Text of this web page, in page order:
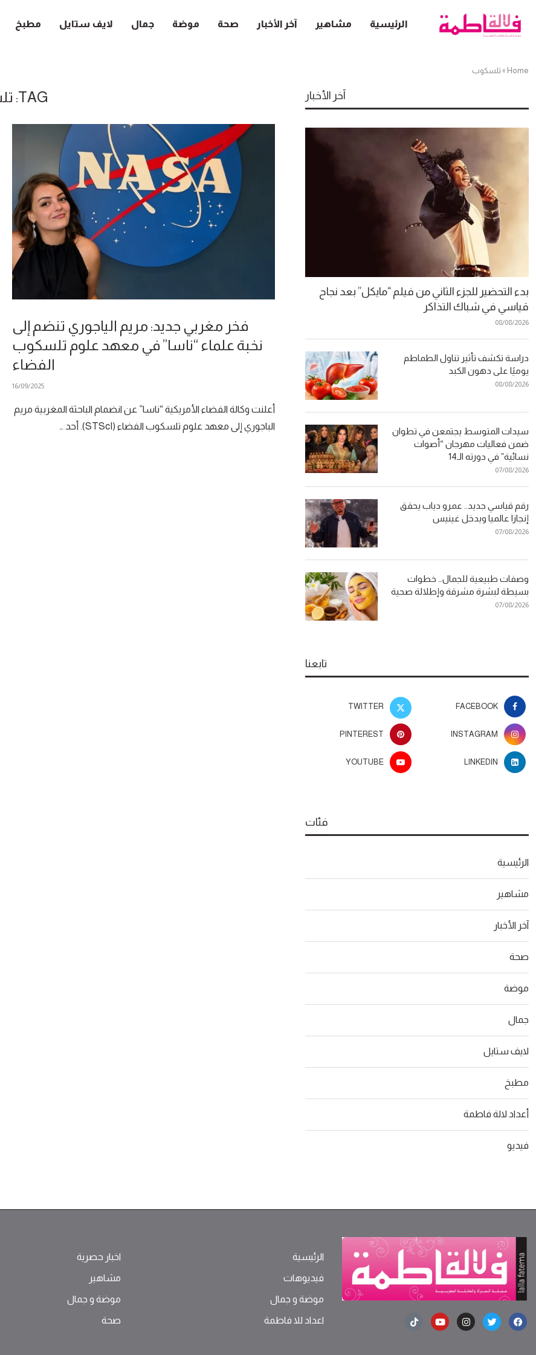
الرئيسية مشاهير آخر الأخبار صحة موضة جمال لايف ستايل مطبخ
Home
»تلسكوب
TAG:
فخر مغربي جديد: مريم الياجوري تنضم إلى
نخبة علماء “ناسا” في معهد علوم تلسكوب
الفضاء
16/09/2025
أعلنت وكالة الفضاء الأمريكية “ناسا” عن انضمام الباحثة المغربية مريم
الباجوري إلى معهد علوم تلسكوب الفضاء (STScI). أحد …
آخر الأخبار
بدء التحضير للجزء الثاني من فيلم “مايكل” بعد نجاح
قياسي في شباك التذاكر
08/08/2026
دراسة تكشف تأثير تناول الطماطم
يوميًا على دهون الكبد
08/08/2026
سيدات المتوسط يجتمعن في تطوان
ضمن فعاليات مهرجان “أصوات
نسائية” في دورته الـ14
07/08/2026
رقم قياسي جديد.. عمرو دياب يحقق
إنجازا عالميا ويدخل غينيس
07/08/2026
وصفات طبيعية للجمال… خطوات
بسيطة لبشرة مشرقة وإطلالة صحية
07/08/2026
تابعنا
FACEBOOK
TWITTER
INSTAGRAM
PINTEREST
LINKEDIN
YOUTUBE
فئات
الرئيسية
مشاهير
آخر الأخبار
صحة
موضة
جمال
لايف ستايل
مطبخ
أعداد لالة فاطمة
فيديو
الرئيسية
فيديوهات
موضة ‫و‬ ‫‬‫جمال‬
اعداد للا فاطمة
اخبار حصرية
مشاهير
موضة ‫و‬ ‫‬‫جمال‬
صحة